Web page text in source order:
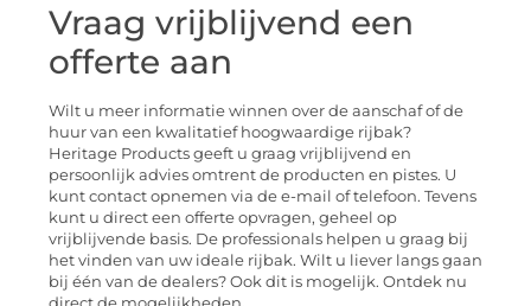
Vraag vrijblijvend een
offerte aan
Wilt u meer informatie winnen over de aanschaf of de
huur van een kwalitatief hoogwaardige rijbak?
Heritage Products geeft u graag vrijblijvend en
persoonlijk advies omtrent de producten en pistes. U
kunt contact opnemen via de e-mail of telefoon. Tevens
kunt u direct een offerte opvragen, geheel op
vrijblijvende basis. De professionals helpen u graag bij
het vinden van uw ideale rijbak. Wilt u liever langs gaan
bij één van de dealers? Ook dit is mogelijk. Ontdek nu